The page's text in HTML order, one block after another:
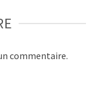
commentaire.